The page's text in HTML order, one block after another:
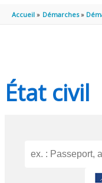
Accueil Démarches
État civil